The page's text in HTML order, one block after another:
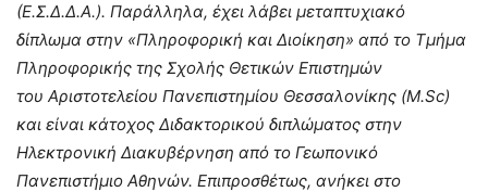
(Ε.Σ.Δ.Δ.Α.). Παράλληλα, έχει λάβει μεταπτυχιακό
δίπλωμα στην «Πληροφορική και Διοίκηση» από το Τμήμα
Πληροφορικής της Σχολής Θετικών Επιστημών
του Αριστοτελείου Πανεπιστημίου Θεσσαλονίκης (M.Sc)
και είναι κάτοχος Διδακτορικού διπλώματος στην
Ηλεκτρονική Διακυβέρνηση από το Γεωπονικό
Πανεπιστήμιο Αθηνών. Επιπροσθέτως, ανήκει στο